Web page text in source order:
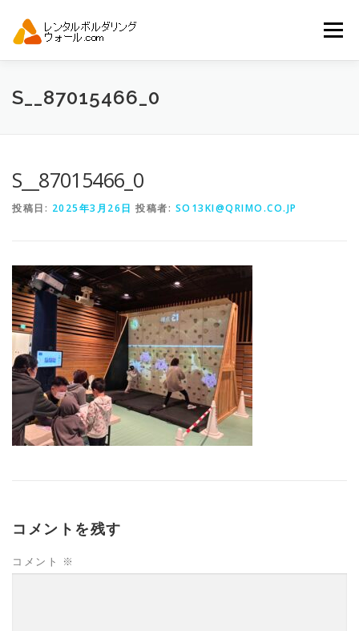
メニュー
トップ 自動見積り
S__87015466_0
S__87015466_0
投稿日: 2025年3月26日 投稿者: SO13KI@QRIMO.CO.JP
コメントを残す
コメント ※